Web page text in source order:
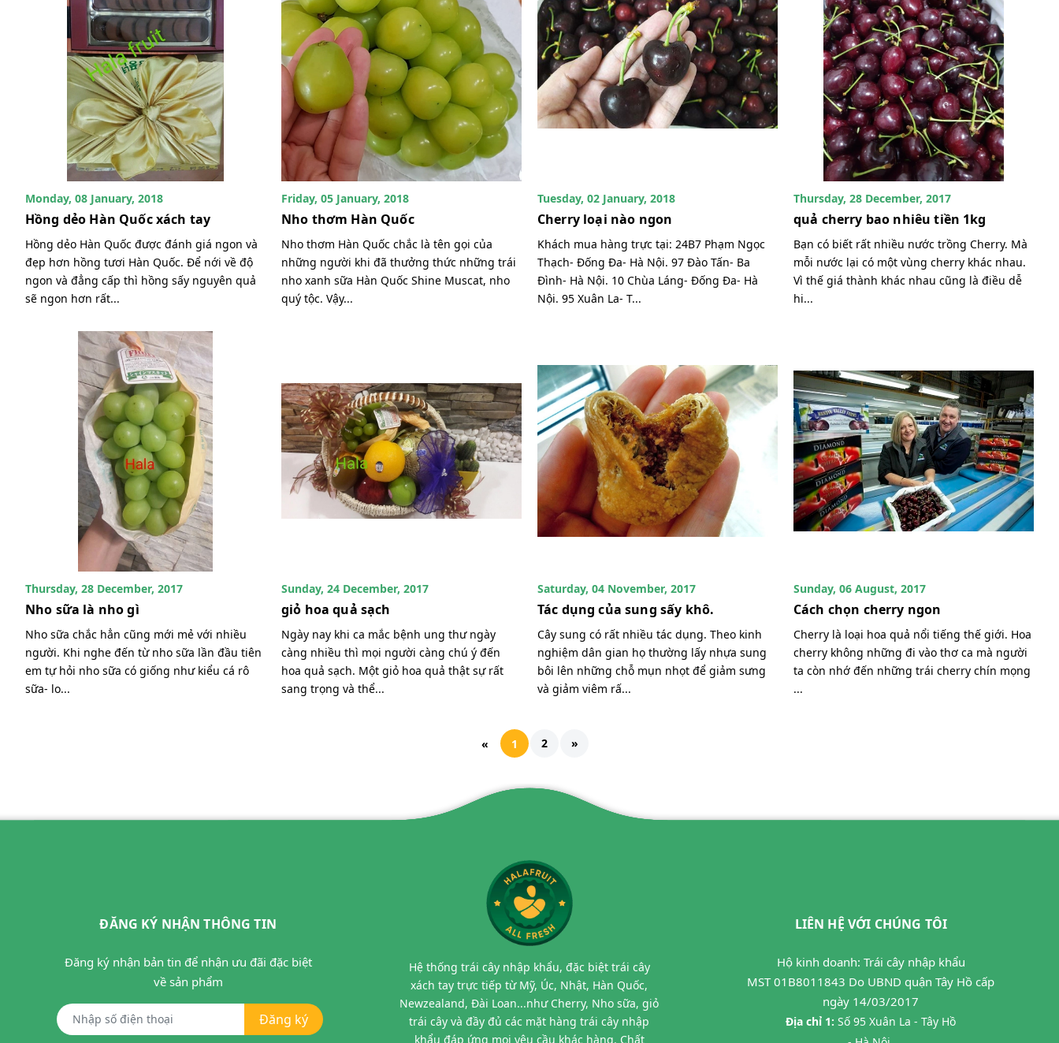
Monday, 08 January, 2018
Hồng dẻo Hàn Quốc xách tay
Hồng dẻo Hàn Quốc được đánh giá ngon và
đẹp hơn hồng tươi Hàn Quốc. Để nới về độ
ngon và đẳng cấp thì hồng sấy nguyên quả
sẽ ngon hơn rất...
Friday, 05 January, 2018
Nho thơm Hàn Quốc
Nho thơm Hàn Quốc chắc là tên gọi của
những người khi đã thưởng thức những trái
nho xanh sữa Hàn Quốc Shine Muscat, nho
quý tộc. Vậy...
Tuesday, 02 January, 2018
Cherry loại nào ngon
Khách mua hàng trực tại: 24B7 Phạm Ngọc
Thạch- Đống Đa- Hà Nội. 97 Đào Tấn- Ba
Đình- Hà Nội. 10 Chùa Láng- Đống Đa- Hà
Nội. 95 Xuân La- T...
Thursday, 28 December, 2017
quả cherry bao nhiêu tiền 1kg
Bạn có biết rất nhiều nước trồng Cherry. Mà
mỗi nước lại có một vùng cherry khác nhau.
Vì thế giá thành khác nhau cũng là điều dễ
hi...
Thursday, 28 December, 2017
Nho sữa là nho gì
Nho sữa chắc hẳn cũng mới mẻ với nhiều
người. Khi nghe đến từ nho sữa lần đầu tiên
em tự hỏi nho sữa có giống như kiểu cá rô
sữa- lo...
Sunday, 24 December, 2017
giỏ hoa quả sạch
Ngày nay khi ca mắc bệnh ung thư ngày
càng nhiều thì mọi người càng chú ý đến
hoa quả sạch. Một giỏ hoa quả thật sự rất
sang trọng và thể...
Saturday, 04 November, 2017
Tác dụng của sung sấy khô.
Cây sung có rất nhiều tác dụng. Theo kinh
nghiệm dân gian họ thường lấy nhựa sung
bôi lên những chỗ mụn nhọt để giảm sưng
và giảm viêm rấ...
Sunday, 06 August, 2017
Cách chọn cherry ngon
Cherry là loại hoa quả nổi tiếng thế giới. Hoa
cherry không những đi vào thơ ca mà người
ta còn nhớ đến những trái cherry chín mọng
...
« 1 2 »
ĐĂNG KÝ NHẬN THÔNG TIN
Đăng ký nhận bản tin để nhận ưu đãi đặc biệt
về sản phẩm
Đăng ký
Hệ thống trái cây nhập khẩu, đặc biệt trái cây
xách tay trực tiếp từ Mỹ, Úc, Nhật, Hàn Quốc,
Newzealand, Đài Loan...như Cherry, Nho sữa, giỏ
trái cây và đầy đủ các mặt hàng trái cây nhập
khẩu đáp ứng mọi yêu cầu khác hàng. Chất
LIÊN HỆ VỚI CHÚNG TÔI
Hộ kinh doanh: Trái cây nhập khẩu
MST 01B8011843 Do UBND quận Tây Hồ cấp
ngày 14/03/2017
Địa chỉ 1: Số 95 Xuân La - Tây Hồ